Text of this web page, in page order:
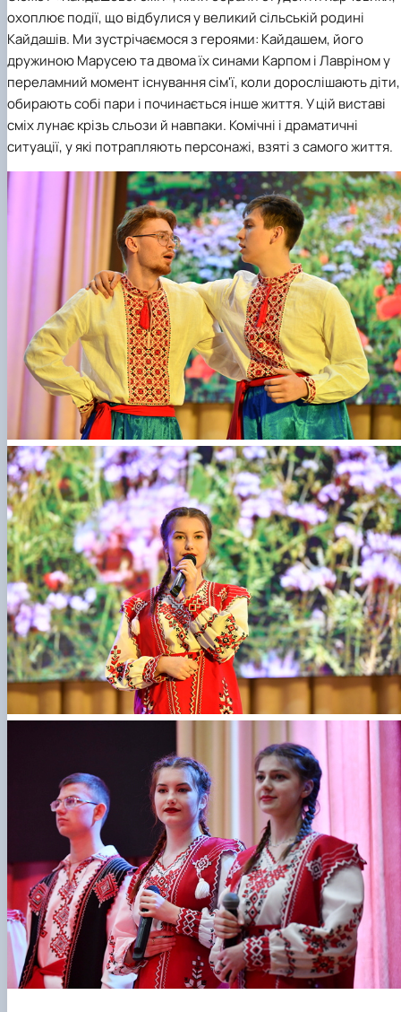
охоплює події, що відбулися у великий сільській родині
Кайдашів. Ми зустрічаємося з героями: Кайдашем, його
дружиною Марусею та двома їх синами Карпом і Лавріном у
переламний момент існування сім'ї, коли дорослішають діти,
обирають собі пари і починається інше життя. У цій виставі
сміх лунає крізь сльози й навпаки. Комічні і драматичні
ситуації, у які потрапляють персонажі, взяті з самого життя.